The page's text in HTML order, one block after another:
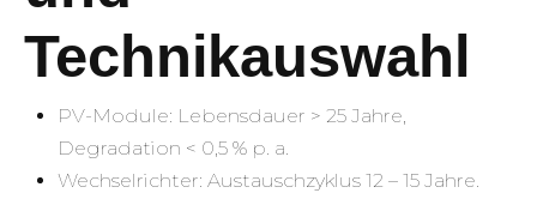
Technikauswahl
PV-Module: Lebensdauer > 25 Jahre,
Degradation < 0,5 % p. a.
Wechselrichter: Austauschzyklus 12 – 15 Jahre.